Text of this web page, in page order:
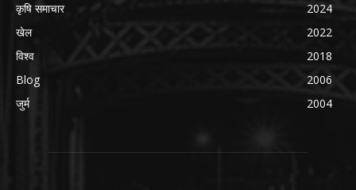
कृषि समाचार
2024
खेल
2022
विश्व
2018
Blog
2006
जुर्म
2004